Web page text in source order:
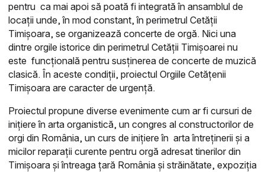
pentru ca mai apoi să poată fi integrată în ansamblul de
locații unde, în mod constant, în perimetrul Cetății
Timișoara, se organizează concerte de orgă. Nici una
dintre orgile istorice din perimetrul Cetății Timișoarei nu
este funcțională pentru susținerea de concerte de muzică
clasică. În aceste condiții, proiectul Orgiile Cetățenii
Timișoara are caracter de urgență.
Proiectul propune diverse evenimente cum ar fi cursuri de
inițiere în arta organistică, un congres al constructorilor de
orgi din România, un curs de inițiere în arta întreținerii și a
micilor reparații curente pentru orgă adresat tinerilor din
Timișoara și întreaga țară România și străinătate, expoziția